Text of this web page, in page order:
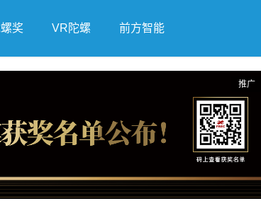
云游戏
奖 VR陀螺 前方智能
推广